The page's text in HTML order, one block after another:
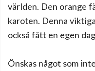
världen. Den orange
karoten. Denna
också fått en egen
Önskas något som